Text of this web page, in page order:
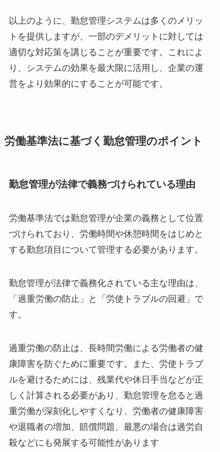
以上のように、勤怠管理システムは多くのメリッ
トを提供しますが、一部のデメリットに対しては
適切な対応策を講じることが重要です。これによ
り、システムの効果を最大限に活用し、企業の運
営をより効果的にすることが可能です。
労働基準法に基づく勤怠管理のポイント
勤怠管理が法律で義務づけられている理由
労働基準法では勤怠管理が企業の義務として位置
づけられており、労働時間や休憩時間をはじめと
する勤怠項目について管理する必要があります。
勤怠管理が法律で義務化されている主な理由は、
「過重労働の防止」と「労使トラブルの回避」で
す​​。
過重労働の防止は、長時間労働による労働者の健
康障害を防ぐために重要です​​。また、労使トラブ
ルを避けるためには、残業代や休日手当などが正
しく計算される必要があり、勤怠管理を怠ると過
重労働が深刻化しやすくなり、労働者の健康障害
や退職者の増加、賠償問題、最悪の場合は過労自
殺などにも発展する可能性があります